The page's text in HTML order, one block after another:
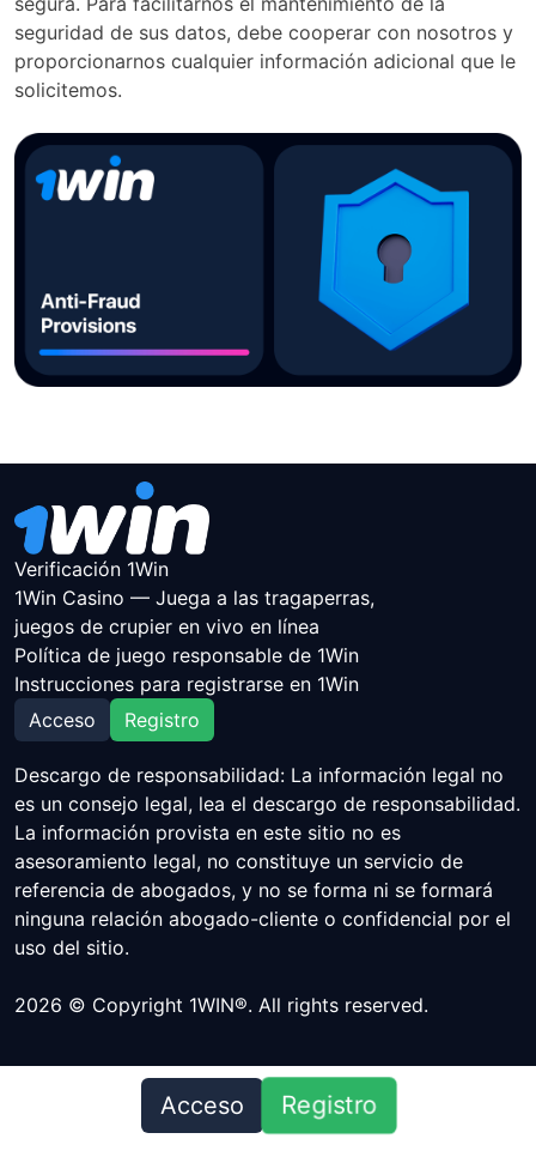
seguridad de sus datos, debe cooperar con nosotros y
proporcionarnos cualquier información adicional que le
solicitemos.
Verificación 1Win
1Win Casino — Juega a las tragaperras,
juegos de crupier en vivo en línea
Política de juego responsable de 1Win
Instrucciones para registrarse en 1Win
Acceso
Registro
Descargo de responsabilidad: La información legal no
es un consejo legal, lea el descargo de responsabilidad.
La información provista en este sitio no es
asesoramiento legal, no constituye un servicio de
referencia de abogados, y no se forma ni se formará
ninguna relación abogado-cliente o confidencial por el
uso del sitio.
2026 © Copyright 1WIN®. All rights reserved.
Acceso Registro